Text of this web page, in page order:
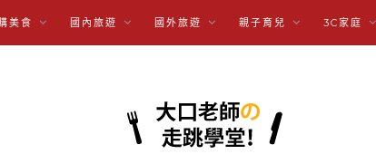
美食 國內旅遊 國外旅遊 親子育兒 3C家庭